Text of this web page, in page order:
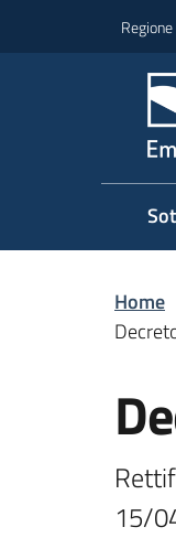
Home
15/